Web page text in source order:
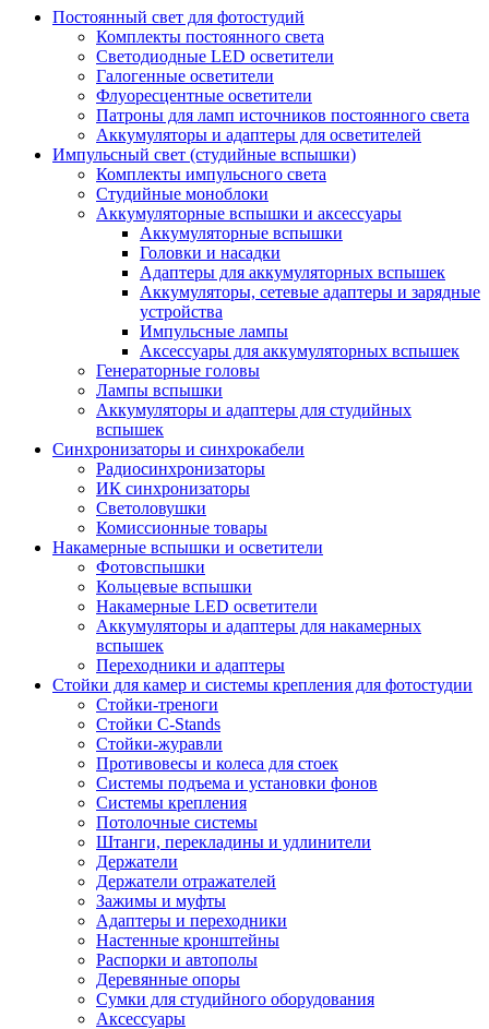
Постоянный свет для фотостудий
Комплекты постоянного света
Светодиодные LED осветители
Галогенные осветители
Флуоресцентные осветители
Патроны для ламп источников постоянного света
Аккумуляторы и адаптеры для осветителей
Импульсный свет (студийные вспышки)
Комплекты импульсного света
Студийные моноблоки
Аккумуляторные вспышки и аксессуары
Аккумуляторные вспышки
Головки и насадки
Адаптеры для аккумуляторных вспышек
Аккумуляторы, сетевые адаптеры и зарядные
устройства
Импульсные лампы
Аксессуары для аккумуляторных вспышек
Генераторные головы
Лампы вспышки
Аккумуляторы и адаптеры для студийных
вспышек
Синхронизаторы и синхрокабели
Радиосинхронизаторы
ИК синхронизаторы
Светоловушки
Комиссионные товары
Накамерные вспышки и осветители
Фотовспышки
Кольцевые вспышки
Накамерные LED осветители
Аккумуляторы и адаптеры для накамерных
вспышек
Переходники и адаптеры
Стойки для камер и системы крепления для фотостудии
Стойки-треноги
Стойки C-Stands
Стойки-журавли
Противовесы и колеса для стоек
Системы подъема и установки фонов
Системы крепления
Потолочные системы
Штанги, перекладины и удлинители
Держатели
Держатели отражателей
Зажимы и муфты
Адаптеры и переходники
Настенные кронштейны
Распорки и автополы
Деревянные опоры
Сумки для студийного оборудования
Аксессуары